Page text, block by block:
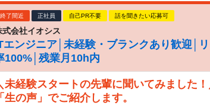
終了間近 正社員 自己PR不要 話を聞きたい応募可
式会社イオシス
エンジニア│未経験・ブランクあり歓迎│
100%│残業月10h内
未経験スタートの先輩に聞いてみました
「生の声」でご紹介します。